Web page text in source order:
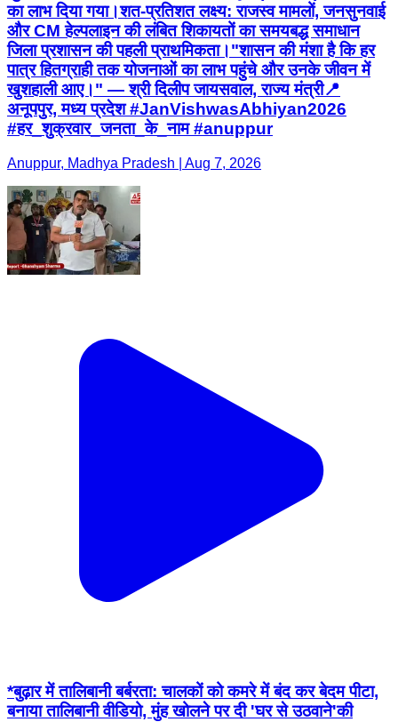
का लाभ दिया गया। ​शत-प्रतिशत लक्ष्य: राजस्व मामलों, जनसुनवाई
और CM हेल्पलाइन की लंबित शिकायतों का समयबद्ध समाधान
जिला प्रशासन की पहली प्राथमिकता। ​"शासन की मंशा है कि हर
पात्र हितग्राही तक योजनाओं का लाभ पहुंचे और उनके जीवन में
खुशहाली आए।" — श्री दिलीप जायसवाल, राज्य मंत्री ​📍
अनूपपुर, मध्य प्रदेश #JanVishwasAbhiyan2026
#हर_शुक्रवार_जनता_के_नाम #anuppur
Anuppur, Madhya Pradesh | Aug 7, 2026
*बुढ़ार में तालिबानी बर्बरता: चालकों को कमरे में बंद कर बेदम पीटा,
बनाया तालिबानी वीडियो, मुंह खोलने पर दी 'घर से उठवाने'की